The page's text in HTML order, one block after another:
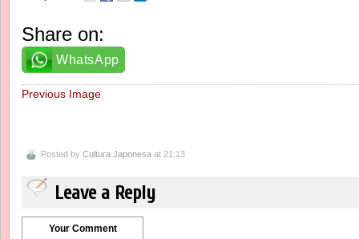
Share on:
WhatsApp
Previous Image
Posted by Cultura Japonesa at 21:13
Leave a Reply
Your Comment